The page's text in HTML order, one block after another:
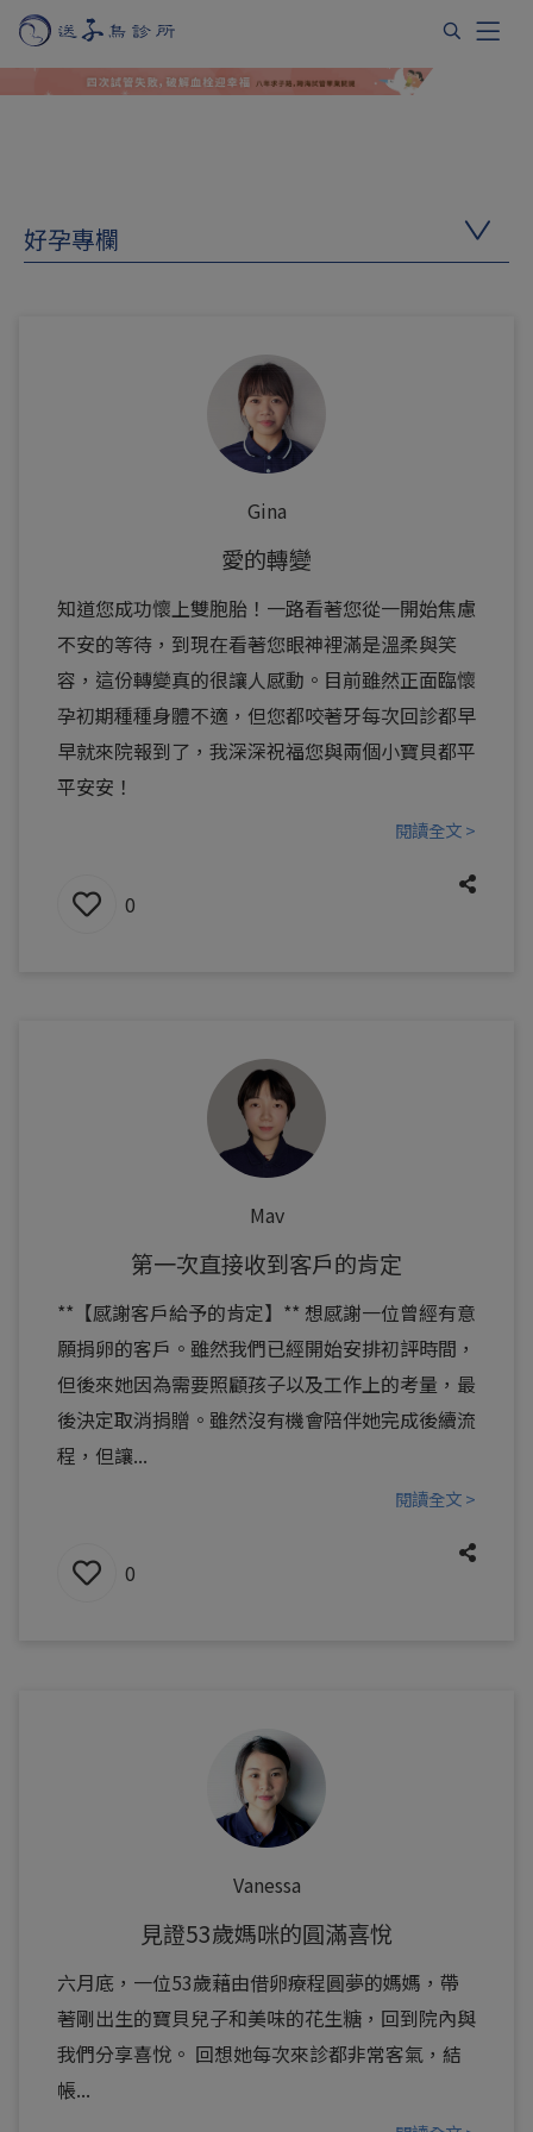
好孕專欄
Gina
愛的轉變
知道您成功懷上雙胞胎！一路看著您從一開始焦慮
不安的等待，到現在看著您眼神裡滿是溫柔與笑
容，這份轉變真的很讓人感動。目前雖然正面臨懷
孕初期種種身體不適，但您都咬著牙每次回診都早
早就來院報到了，我深深祝福您與兩個小寶貝都平
平安安！
閱讀全文 >
0
Mav
第一次直接收到客戶的肯定
**【感謝客戶給予的肯定】** 想感謝一位曾經有意
願捐卵的客戶。雖然我們已經開始安排初評時間，
但後來她因為需要照顧孩子以及工作上的考量，最
後決定取消捐贈。雖然沒有機會陪伴她完成後續流
程，但讓...
閱讀全文 >
0
Vanessa
見證53歲媽咪的圓滿喜悅
六月底，一位53歲藉由借卵療程圓夢的媽媽，帶
著剛出生的寶貝兒子和美味的花生糖，回到院內與
我們分享喜悅。 回想她每次來診都非常客氣，結
帳...